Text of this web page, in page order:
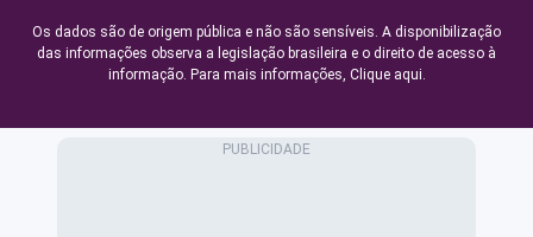
Os dados são de origem pública e não são sensíveis. A disponibilização
das informações observa a legislação brasileira e o direito de acesso à
informação. Para mais informações, Clique aqui.